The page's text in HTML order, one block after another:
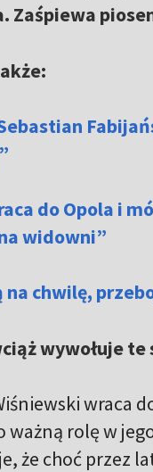
Zaśpiewa
do Opola i
widowni”
na chwilę,
wywołuje te
wraca
ważną rolę w
że choć przez